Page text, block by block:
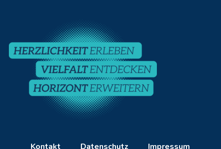
Kontakt Datenschutz Impressum